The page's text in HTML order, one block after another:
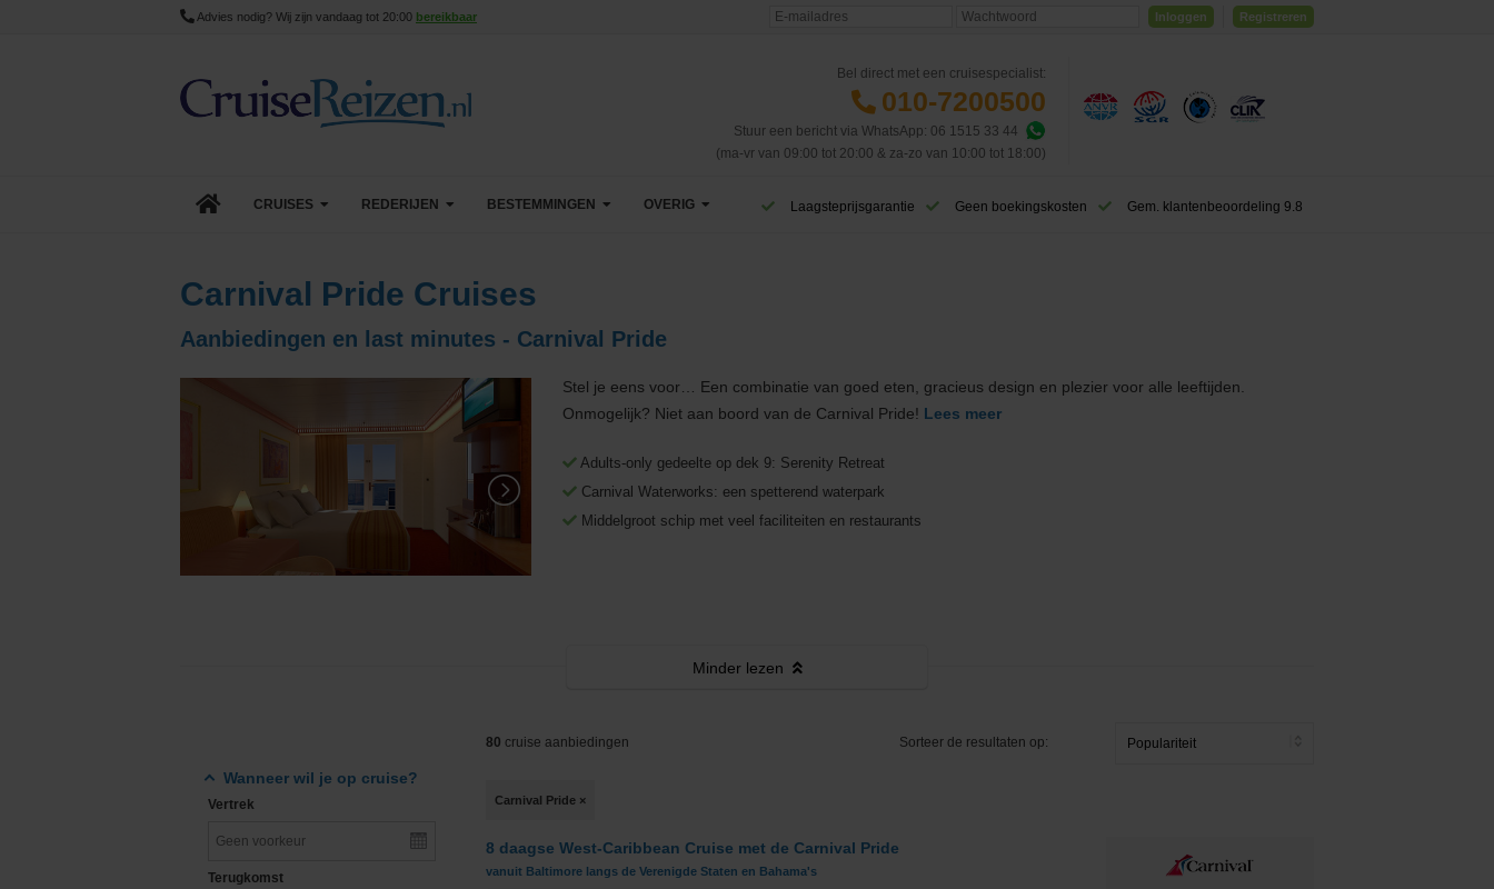
Advies nodig? Wij zijn vandaag tot 20:00 bereikbaar Inloggen Registreren
Bel direct met een cruisespecialist:
010-7200500
Stuur een bericht via WhatsApp: 06 1515 33 44
(ma-vr van 09:00 tot 20:00 & za-zo van 10:00 tot 18:00)
CRUISES
Aanbiedingen
Grand Voyages & Wereldcruises
REDERIJEN
Azamara
Celebrity Cruises
Cunard Line
Norwegian Cruise Line
BESTEMMINGEN
Azië
Caribbean & Midden-Amerika West-Caribbean
Oost-Caribbean
Dubai & Emiraten
Middellandse Zee West-Middellandse Zee
Hawaii
Noordkaap
IJsland
Australië & Nieuw Zeeland
Zuid-Amerika
OVERIG
Eerste cruise
Veelgestelde vragen
Fooien
Reisinformatie
Laagsteprijsgarantie Geen boekingskosten Gem. klantenbeoordeling 9.8
Carnival Pride Cruises
Aanbiedingen en last minutes - Carnival Pride
Stel je eens voor… Een combinatie van goed eten, gracieus design en plezier voor alle leeftijden.
Onmogelijk? Niet aan boord van de Carnival Pride! Lees meer
Adults-only gedeelte op dek 9: Serenity Retreat
Carnival Waterworks: een spetterend waterpark
Middelgroot schip met veel faciliteiten en restaurants
Minderlezen
Wanneer wil je op cruise?
Vertrek
Terugkomst
80 cruise aanbiedingen Sorteer de resultaten op:
Carnival Pride ×
8 daagse West-Caribbean Cruise met de Carnival Pride
vanuit Baltimore langs de Verenigde Staten en Bahama's